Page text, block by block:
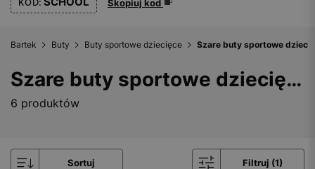
Skopiuj kod
Bartek Buty Buty sportowe dziecięce Szare buty sportowe
Szare buty sportowe dziecięce
6 produktów
Sortuj Filtruj (1)